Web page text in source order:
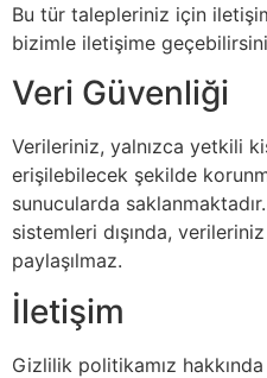
Bu tür talepleriniz için
bizimle iletişime
Veri Güvenliği
Verileriniz, yalnızca yetkili
erişilebilecek şekilde
sunucularda
sistemleri dışında,
paylaşılmaz.
İletişim
Gizlilik politikamız